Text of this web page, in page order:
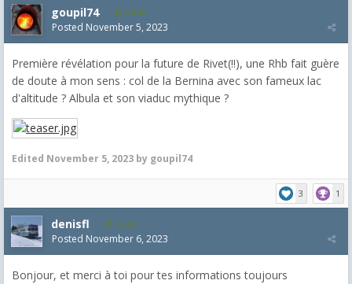
goupil74 2,545
Posted November 5, 2023
Première révélation pour la future de Rivet(!!), une Rhb fait guère
de doute à mon sens : col de la Bernina avec son fameux lac
d'altitude ? Albula et son viaduc mythique ?
Edited November 5, 2023 by goupil74
3 1
denisfl 1,522
Posted November 6, 2023
Bonjour, et merci à toi pour tes informations toujours